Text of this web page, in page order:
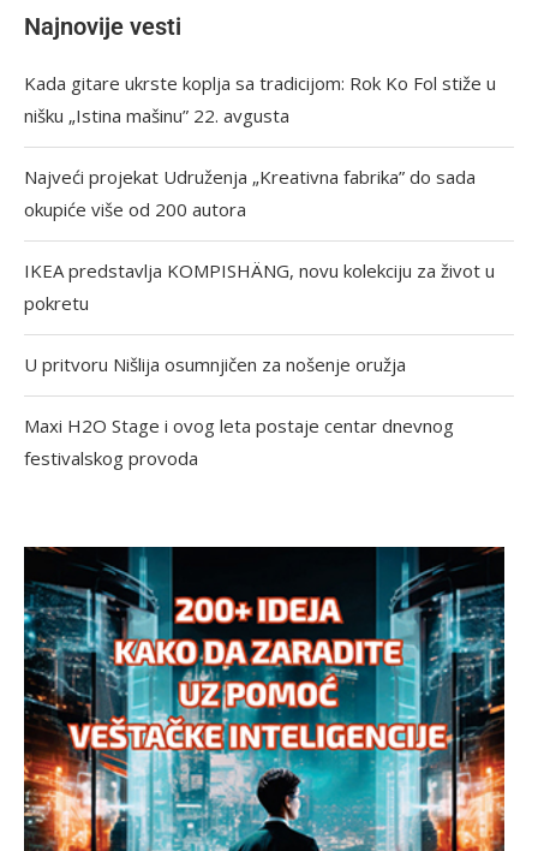
Najnovije vesti
Kada gitare ukrste koplja sa tradicijom: Rok Ko Fol stiže u
nišku „Istina mašinu” 22. avgusta
Najveći projekat Udruženja „Kreativna fabrika” do sada
okupiće više od 200 autora
IKEA predstavlja KOMPISHÄNG, novu kolekciju za život u
pokretu
U pritvoru Nišlija osumnjičen za nošenje oružja
Maxi H2O Stage i ovog leta postaje centar dnevnog
festivalskog provoda